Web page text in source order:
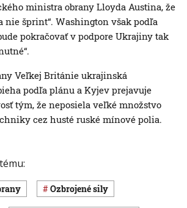
ministra obrany Lloyda Austina, že
nie šprint“. Washington však podľa
pokračovať v podpore Ukrajiny tak
Veľkej Británie ukrajinská
podľa plánu a Kyjev prejavuje
tým, že neposiela veľké množstvo
cez husté ruské mínové polia.
ozbrojené sily